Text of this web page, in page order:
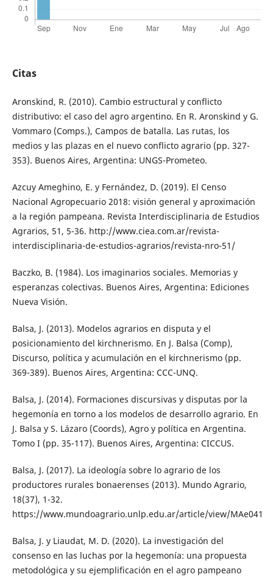
Citas
Aronskind, R. (2010). Cambio estructural y conflicto
distributivo: el caso del agro argentino. En R. Aronskind y G.
Vommaro (Comps.), Campos de batalla. Las rutas, los
medios y las plazas en el nuevo conflicto agrario (pp. 327-
353). Buenos Aires, Argentina: UNGS-Prometeo.
Azcuy Ameghino, E. y Fernández, D. (2019). El Censo
Nacional Agropecuario 2018: visión general y aproximación
a la región pampeana. Revista Interdisciplinaria de Estudios
Agrarios, 51, 5-36. http://www.ciea.com.ar/revista-
interdisciplinaria-de-estudios-agrarios/revista-nro-51/
Baczko, B. (1984). Los imaginarios sociales. Memorias y
esperanzas colectivas. Buenos Aires, Argentina: Ediciones
Nueva Visión.
Balsa, J. (2013). Modelos agrarios en disputa y el
posicionamiento del kirchnerismo. En J. Balsa (Comp),
Discurso, política y acumulación en el kirchnerismo (pp.
369-389). Buenos Aires, Argentina: CCC-UNQ.
Balsa, J. (2014). Formaciones discursivas y disputas por la
hegemonía en torno a los modelos de desarrollo agrario. En
J. Balsa y S. Lázaro (Coords), Agro y política en Argentina.
Tomo I (pp. 35-117). Buenos Aires, Argentina: CICCUS.
Balsa, J. (2017). La ideología sobre lo agrario de los
productores rurales bonaerenses (2013). Mundo Agrario,
18(37), 1-32.
https://www.mundoagrario.unlp.edu.ar/article/view/MAe041
Balsa, J. y Liaudat, M. D. (2020). La investigación del
consenso en las luchas por la hegemonía: una propuesta
metodológica y su ejemplificación en el agro pampeano